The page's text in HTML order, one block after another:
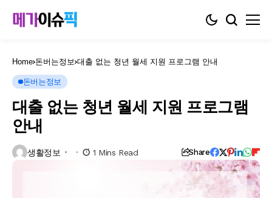
Home 돈버는정보 대출 없는 청년 월세 지원 프로그램 안내
돈버는정보
대출 없는 청년 월세 지원 프로그램
안내
생활정보 1 Mins Read Share